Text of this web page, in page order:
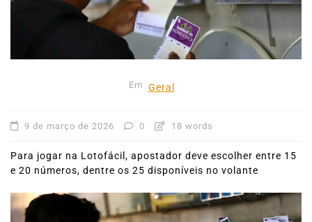
Em Geral
9 de março de 2026 0 18 words
Para jogar na Lotofácil, apostador deve escolher entre 15
e 20 números, dentre os 25 disponíveis no volante